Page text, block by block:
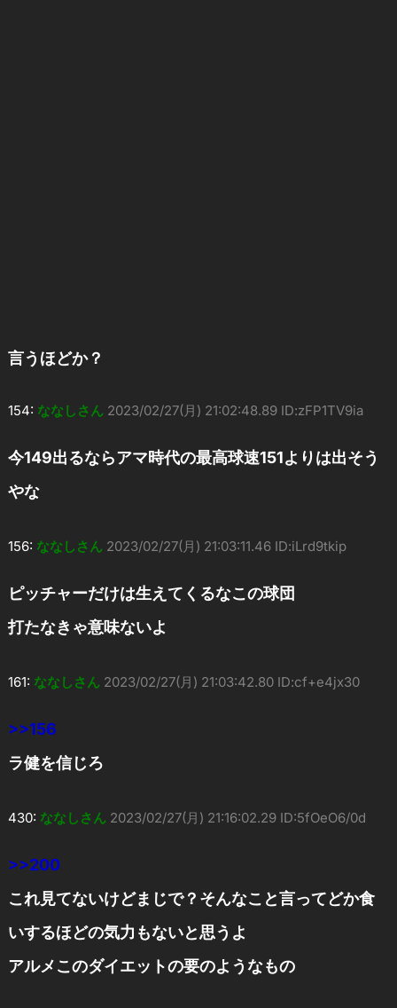
言うほどか？
154: ななしさん 2023/02/27(月) 21:02:48.89 ID:zFP1TV9ia
今149出るならアマ時代の最高球速151よりは出そう
やな
156: ななしさん 2023/02/27(月) 21:03:11.46 ID:iLrd9tkip
ピッチャーだけは生えてくるなこの球団
打たなきゃ意味ないよ
161: ななしさん 2023/02/27(月) 21:03:42.80 ID:cf+e4jx30
>>156
ラ健を信じろ
430: ななしさん 2023/02/27(月) 21:16:02.29 ID:5fOeO6/0d
>>200
これ見てないけどまじで？そんなこと言ってどか食
いするほどの気力もないと思うよ
アルメこのダイエットの要のようなもの